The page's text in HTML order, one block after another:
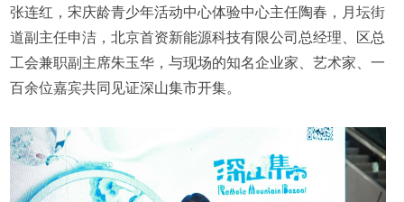
张连红，宋庆龄青少年活动中心体验中心主任陶春，月坛街
道副主任申洁，北京首资新能源科技有限公司总经理、区总
工会兼职副主席朱玉华，与现场的知名企业家、艺术家、一
百余位嘉宾共同见证深山集市开集。